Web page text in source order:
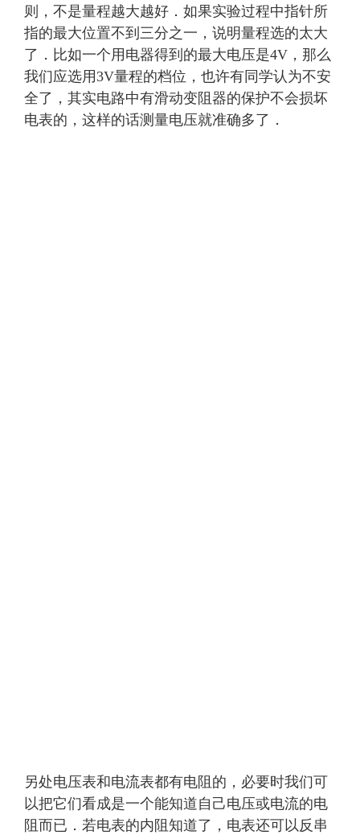
则，不是量程越大越好．如果实验过程中指针所
指的最大位置不到三分之一，说明量程选的太大
了．比如一个用电器得到的最大电压是4V，那么
我们应选用3V量程的档位，也许有同学认为不安
全了，其实电路中有滑动变阻器的保护不会损坏
电表的，这样的话测量电压就准确多了．
另处电压表和电流表都有电阻的，必要时我们可
以把它们看成是一个能知道自己电压或电流的电
阻而已．若电表的内阻知道了，电表还可以反串